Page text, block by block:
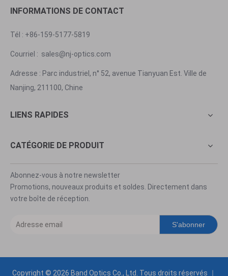
INFORMATIONS DE CONTACT
Tél : +86-159-5177-5819
Courriel : sales@nj-optics.com
Adresse : Parc industriel, n° 52, avenue Tianyuan Est. Ville de
Nanjing, 211100, Chine
LIENS RAPIDES
CATÉGORIE DE PRODUIT
Abonnez-vous à notre newsletter
Promotions, nouveaux produits et soldes. Directement dans
votre boîte de réception.
S'abonner
Copyright © 2026 Band Optics Co., Ltd. Tous droits réservés ｜